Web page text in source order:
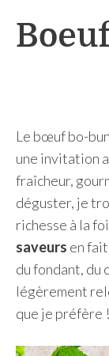
Le bœuf bo-
une invitation
fraîcheur,
déguster, je
richesse à la
saveurs en
du fondant, du
légèrement
que je préfère !